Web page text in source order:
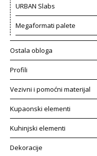
URBAN Slabs
Megaformati palete
Ostala obloga
Profili
Vezivni i pomoćni materijal
Kupaonski elementi
Kuhinjski elementi
Dekoracije